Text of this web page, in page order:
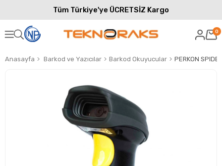
Tüm Türkiye'ye ÜCRETSİZ Kargo
0
Anasayfa Barkod ve Yazıcılar Barkod Okuyucular PERKON